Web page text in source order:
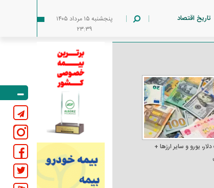
تاریخ اقتصاد
پنجشنبه ۱۵ مرداد ۱۴۰۵
۲۳:۳۹
یورو و سایر ارز‌ها +